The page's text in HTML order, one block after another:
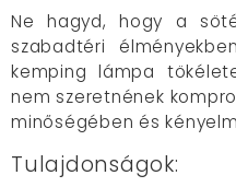
Ne hagyd, hogy a
szabadtéri
kemping lámpa
nem szeretnének
minőségében és
Tulajdonságok: